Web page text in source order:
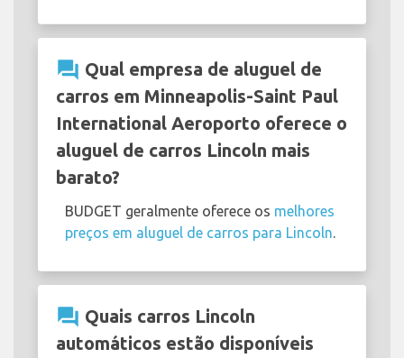
question_answer Qual empresa de aluguel de
carros em Minneapolis-Saint Paul
International Aeroporto oferece o
aluguel de carros Lincoln mais
barato?
BUDGET geralmente oferece os melhores
preços em aluguel de carros para Lincoln
question_answer Quais carros Lincoln
automáticos estão disponíveis